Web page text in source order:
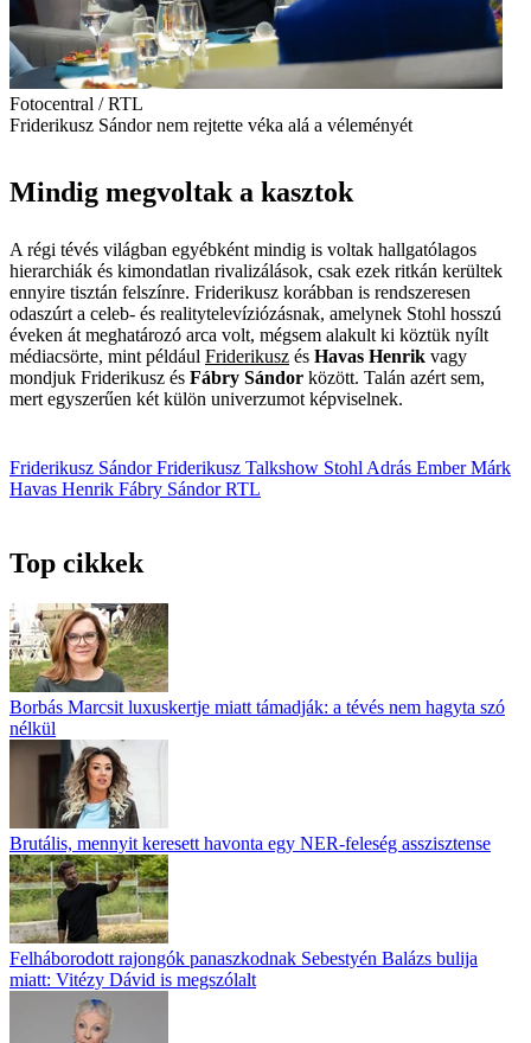
Fotocentral / RTL
Friderikusz Sándor nem rejtette véka alá a véleményét
Mindig megvoltak a kasztok
A régi tévés világban egyébként mindig is voltak hallgatólagos
hierarchiák és kimondatlan rivalizálások, csak ezek ritkán kerültek
ennyire tisztán felszínre. Friderikusz korábban is rendszeresen
odaszúrt a celeb- és realitytelevíziózásnak, amelynek Stohl hosszú
éveken át meghatározó arca volt, mégsem alakult ki köztük nyílt
médiacsörte, mint például Friderikusz és Havas Henrik vagy
mondjuk Friderikusz és Fábry Sándor között. Talán azért sem,
mert egyszerűen két külön univerzumot képviselnek.
Friderikusz SándorFriderikusz Talkshow Stohl Adrás Ember Márk
Havas Henrik Fábry SándorRTL
Top cikkek
Borbás Marcsit luxuskertje miatt támadják: a tévés nem hagyta szó
nélkül
Brutális, mennyit keresett havonta egy NER-feleség asszisztense
Felháborodott rajongók panaszkodnak Sebestyén Balázs bulija
miatt: Vitézy Dávid is megszólalt